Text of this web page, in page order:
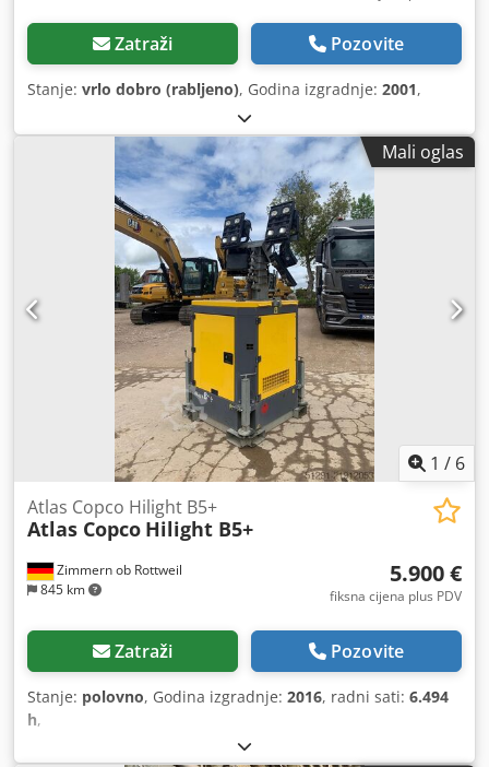
Zatraži Pozovite
Stanje: vrlo dobro (rabljeno), Godina izgradnje: 2001,
Mali oglas
1 / 6
Zimmern ob Rottweil
845 km
Atlas Copco Hilight B5+
Atlas Copco Hilight B5+
5.900 €
fiksna cijena plus PDV
Zatraži Pozovite
Stanje: polovno, Godina izgradnje: 2016, radni sati: 6.494
h,